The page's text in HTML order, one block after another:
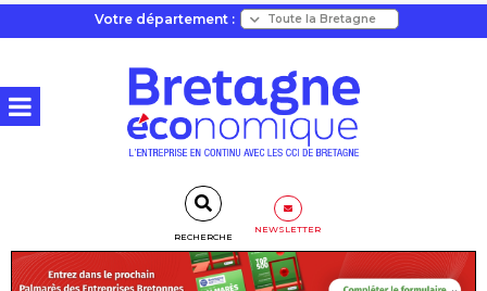
Votre département :
RECHERCHE
NEWSLETTER